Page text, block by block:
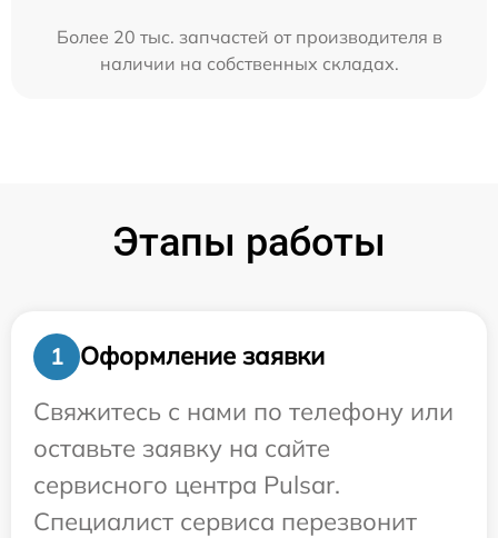
Более 20 тыс. запчастей от производителя в
наличии на собственных складах.
Этапы работы
1
Оформление заявки
Свяжитесь с нами по телефону или
оставьте заявку на сайте
сервисного центра Pulsar.
Специалист сервиса перезвонит